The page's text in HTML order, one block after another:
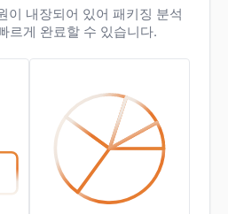
내장되어 있어 패키징 분석
르게 완료할 수 있습니다.